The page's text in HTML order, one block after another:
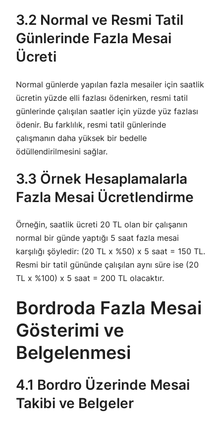
3.2 Normal ve Resmi Tatil
Günlerinde Fazla Mesai
Ücreti
Normal günlerde yapılan fazla mesailer için saatlik
ücretin yüzde elli fazlası ödenirken, resmi tatil
günlerinde çalışılan saatler için yüzde yüz fazlası
ödenir. Bu farklılık, resmi tatil günlerinde
çalışmanın daha yüksek bir bedelle
ödüllendirilmesini sağlar.
3.3 Örnek Hesaplamalarla
Fazla Mesai Ücretlendirme
Örneğin, saatlik ücreti 20 TL olan bir çalışanın
normal bir günde yaptığı 5 saat fazla mesai
karşılığı şöyledir: (20 TL x %50) x 5 saat = 150 TL.
Resmi bir tatil gününde çalışılan aynı süre ise (20
TL x %100) x 5 saat = 200 TL olacaktır.
Bordroda Fazla Mesai
Gösterimi ve
Belgelenmesi
4.1 Bordro Üzerinde Mesai
Takibi ve Belgeler